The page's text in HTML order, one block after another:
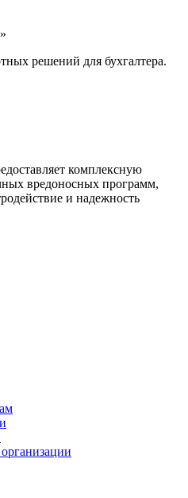
решений для бухгалтера.
комплексную
вредоносных программ,
и надежность